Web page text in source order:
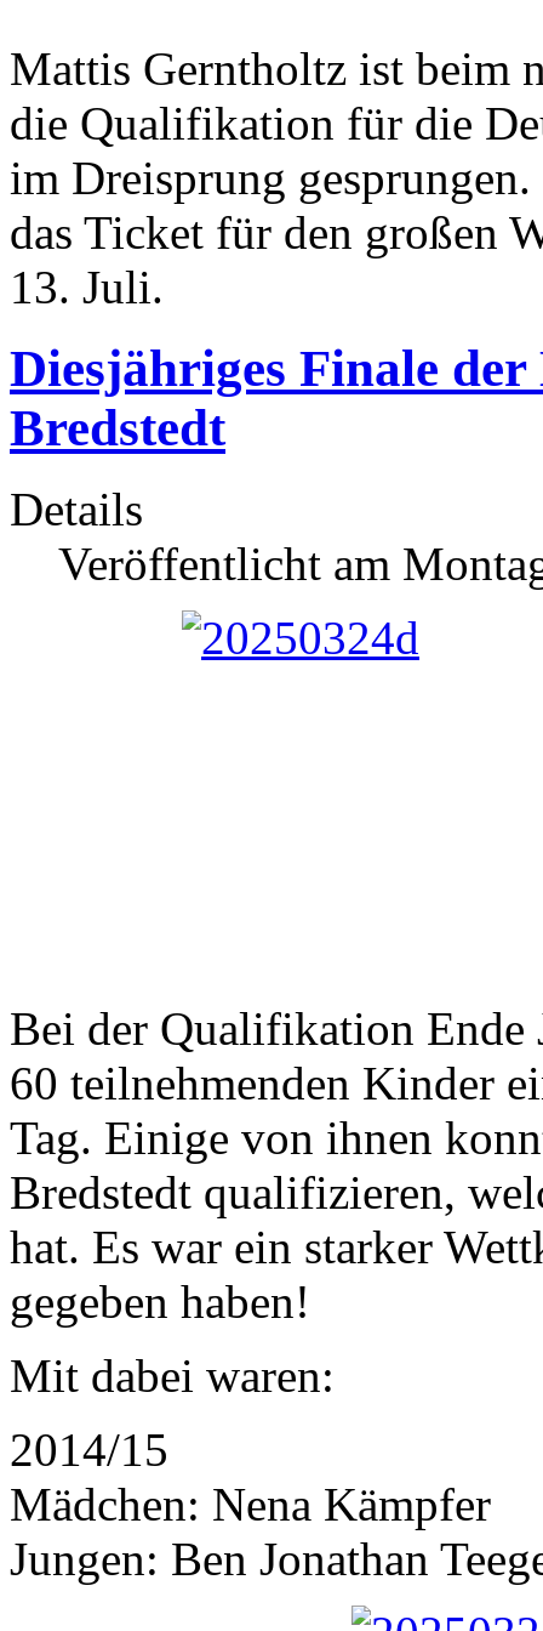
Mattis Gerntholtz ist beim
die Qualifikation für die
im Dreisprung
das Ticket für den großen
13. Juli.
Diesjähriges Finale
Bredstedt
Details
Veröffentlicht am
Bei der Qualifikation Ende
60 teilnehmenden Kinder
Tag. Einige von ihnen
Bredstedt qualifizieren,
hat. Es war ein starker
gegeben haben!
Mit dabei waren:
2014/15
Mädchen: Nena Kämpfer
Jungen: Ben Jonathan